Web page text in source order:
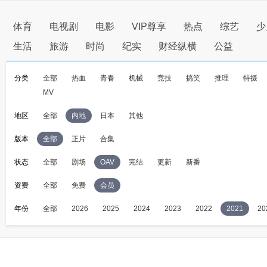
体育 电视剧 电影 VIP尊享 热点 综艺
生活
旅游 时尚 纪实 财经纵横 公益
分类 全部 热血 青春 机械 竞技 搞笑 推理
特摄
MV
地区 全部 内地 日本 其他
版本 全部 正片 合集
状态 全部 剧场 OAV 完结 更新 新番
资费 全部 免费 会员
年份 全部 2026 2025 2024 2023 2022 2021